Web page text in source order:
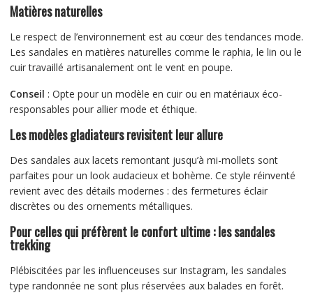
Matières naturelles
Le respect de l’environnement est au cœur des tendances mode.
Les sandales en matières naturelles comme le raphia, le lin ou le
cuir travaillé artisanalement ont le vent en poupe.
Conseil : Opte pour un modèle en cuir ou en matériaux éco-
responsables pour allier mode et éthique.
Les modèles gladiateurs revisitent leur allure
Des sandales aux lacets remontant jusqu’à mi-mollets sont
parfaites pour un look audacieux et bohème. Ce style réinventé
revient avec des détails modernes : des fermetures éclair
discrètes ou des ornements métalliques.
Pour celles qui préfèrent le confort ultime : les sandales
trekking
Plébiscitées par les influenceuses sur Instagram, les sandales
type randonnée ne sont plus réservées aux balades en forêt.